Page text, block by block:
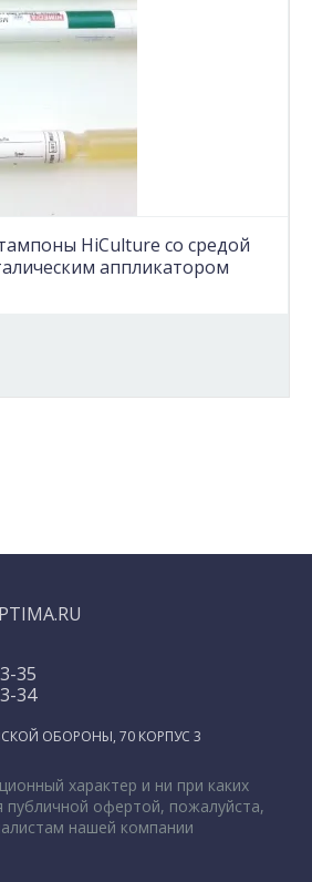
HiCulture со средой
аппликатором
35
34
ОБОРОНЫ, 70 КОРПУС 3
характер и ни при каких
публичной офертой, пожалуйста,
нашей компании